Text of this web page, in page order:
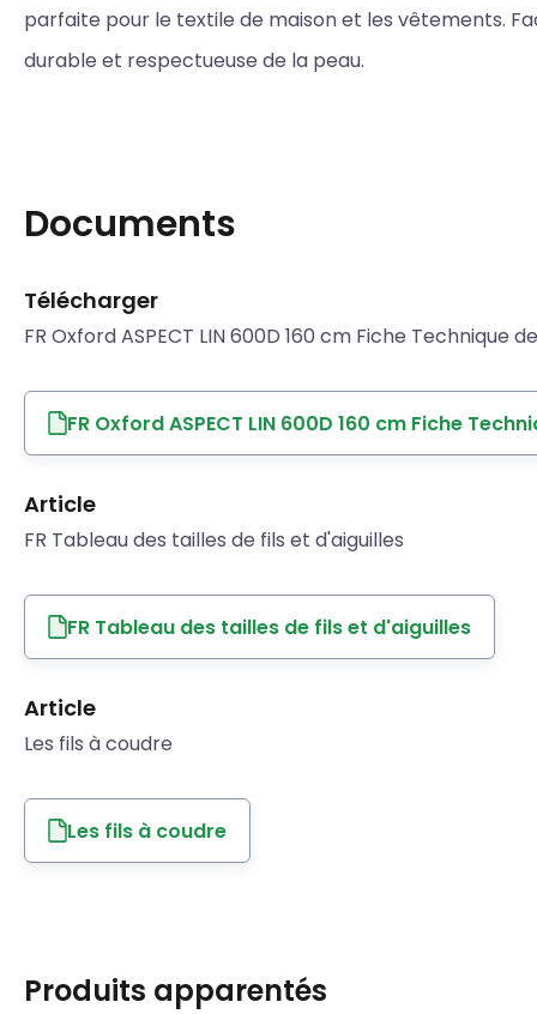
parfaite pour le textile de maison et les vêtements.
durable et respectueuse de la peau.
Documents
Télécharger
FR Oxford ASPECT LIN 600D 160 cm Fiche Technique
FR Oxford ASPECT LIN 600D 160 cm Fiche
Article
FR Tableau des tailles de fils et d'aiguilles
FR Tableau des tailles de fils et d'aiguilles
Article
Les fils à coudre
Les fils à coudre
Produits apparentés